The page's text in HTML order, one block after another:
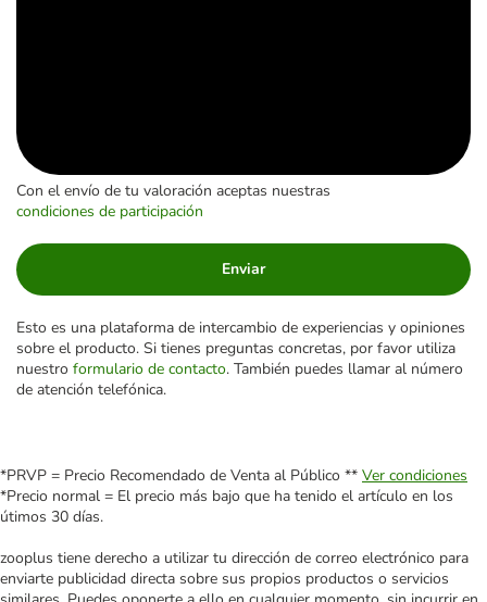
Con el envío de tu valoración aceptas nuestras
condiciones de participación
Enviar
Esto es una plataforma de intercambio de experiencias y opiniones
sobre el producto. Si tienes preguntas concretas, por favor utiliza
nuestro formulario de contacto. También puedes llamar al número
de atención telefónica.
*PRVP = Precio Recomendado de Venta al Público ** Ver condiciones
*Precio normal = El precio más bajo que ha tenido el artículo en los
útimos 30 días.
zooplus tiene derecho a utilizar tu dirección de correo electrónico para
enviarte publicidad directa sobre sus propios productos o servicios